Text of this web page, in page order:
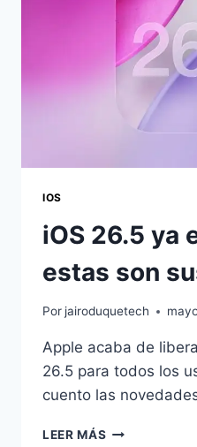
MEJORA
NUEVA
SIRI
IOS
iOS 26.5 ya
estas son
Por jairoduquetech
Apple acaba de
26.5 para todos los
cuento las
LEER MÁS IOS